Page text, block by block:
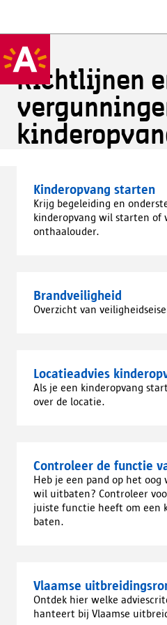
Richtlijnen
Kinderopvang starten
Krijg begeleiding en
kinderopvang wil starten of
onthaalouder.
Brandveiligheid
Overzicht van
Locatieadvies
Als je een kinderopvang
over de locatie.
Controleer de functie
Heb je een pand op het
wil uitbaten? Controleer
juiste functie heeft om een
baten.
Vlaamse
Ontdek hier welke
hanteert bij Vlaamse